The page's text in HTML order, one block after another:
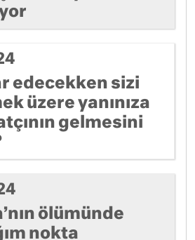
edecekken sizi
üzere yanınıza
gelmesini
ölümünde
nokta